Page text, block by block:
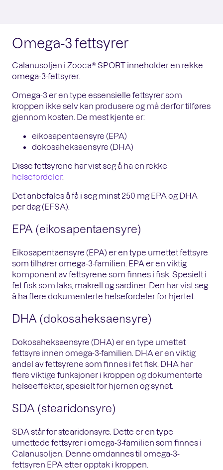
Omega-3 fettsyrer
Calanusoljen i Zooca® SPORT inneholder en rekke
omega-3-fettsyrer.
Omega-3 er en type essensielle fettsyrer som
kroppen ikke selv kan produsere og må derfor tilføres
gjennom kosten. De mest kjente er:
eikosapentaensyre (EPA)
dokosaheksaensyre (DHA)
Disse fettsyrene har vist seg å ha en rekke
helsefordeler.
Det anbefales å få i seg minst 250 mg EPA og DHA
per dag (EFSA).
EPA (eikosapentaensyre)
Eikosapentaensyre (EPA) er en type umettet fettsyre
som tilhører omega-3-familien. EPA er en viktig
komponent av fettsyrene som finnes i fisk. Spesielt i
fet fisk som laks, makrell og sardiner. Den har vist seg
å ha flere dokumenterte helsefordeler for hjertet.
DHA (dokosaheksaensyre)
Dokosaheksaensyre (DHA) er en type umettet
fettsyre innen omega-3-familien. DHA er en viktig
andel av fettsyrene som finnes i fet fisk. DHA har
flere viktige funksjoner i kroppen og dokumenterte
helseeffekter, spesielt for hjernen og synet.
SDA (stearidonsyre)
SDA står for stearidonsyre. Dette er en type
umettede fettsyrer i omega-3-familien som finnes i
Calanusoljen. Denne omdannes til omega-3-
fettsyren EPA etter opptak i kroppen.